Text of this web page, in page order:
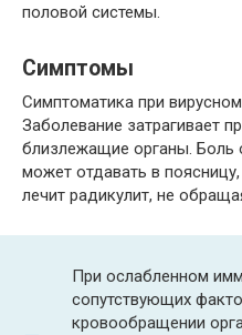
половой системы.
Симптомы
Симптоматика при
Заболевание затрагивает
близлежащие органы. Боль
может отдавать в
лечит радикулит, не
При ослабленном
сопутствующих
кровообращении